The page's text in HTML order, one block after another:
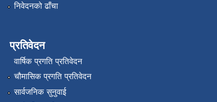
निवेदनको ढाँचा
प्रतिवेदन
वार्षिक प्रगति प्रतिवेदन
चौमासिक प्रगति प्रतिवेदन
सार्वजनिक सुनुवाई